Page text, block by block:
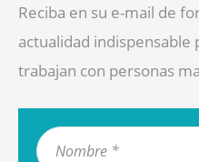
Reciba en su e-mail de
actualidad indispensable
trabajan con personas